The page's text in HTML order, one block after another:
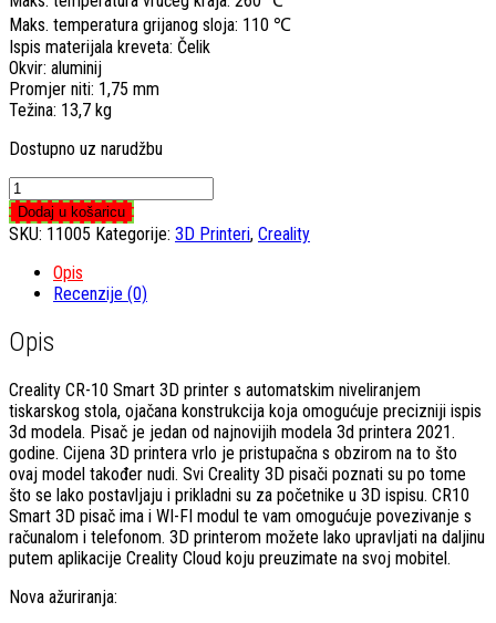
Maks. temperatura grijanog sloja: 110 ℃
Ispis materijala kreveta: Čelik
Okvir: aluminij
Promjer niti: 1,75 mm
Težina: 13,7 kg
Dostupno uz narudžbu
Creality
CR-
10
PRO
količina
Dodaj u košaricu
SKU: 11005 Kategorije: 3D Printeri, Creality
Opis
Recenzije (0)
Opis
Creality CR-10 Smart 3D printer s automatskim niveliranjem
tiskarskog stola, ojačana konstrukcija koja omogućuje precizniji ispis
3d modela. Pisač je jedan od najnovijih modela 3d printera 2021.
godine. Cijena 3D printera vrlo je pristupačna s obzirom na to što
ovaj model također nudi. Svi Creality 3D pisači poznati su po tome
što se lako postavljaju i prikladni su za početnike u 3D ispisu. CR10
Smart 3D pisač ima i WI-FI modul te vam omogućuje povezivanje s
računalom i telefonom. 3D printerom možete lako upravljati na daljinu
putem aplikacije Creality Cloud koju preuzimate na svoj mobitel.
Nova ažuriranja: